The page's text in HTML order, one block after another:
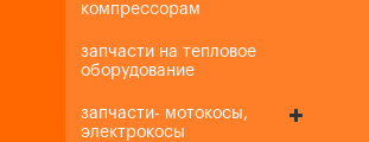
компрессорам
запчасти на тепловое
оборудование
запчасти- мотокосы,
электрокосы